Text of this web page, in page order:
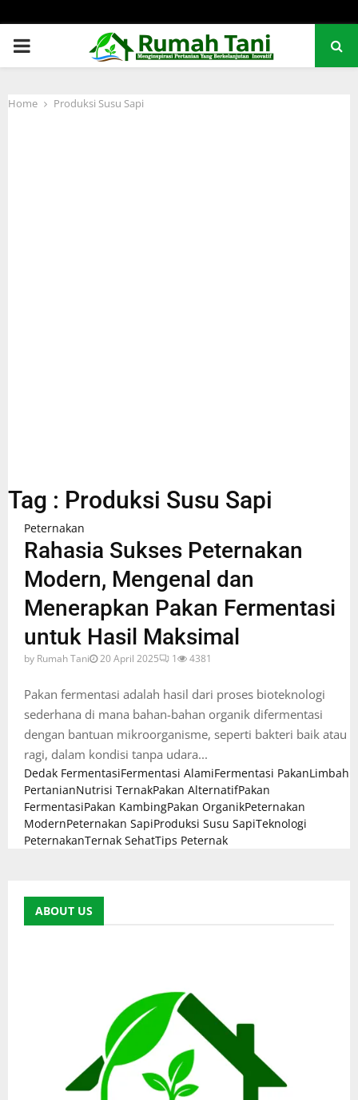
PRIMARY
Home Produksi Susu Sapi
Tag : Produksi Susu Sapi
Peternakan
Rahasia Sukses Peternakan
Modern, Mengenal dan
Menerapkan Pakan Fermentasi
untuk Hasil Maksimal
by Rumah Tani 20 April 2025 1 4381
Pakan fermentasi adalah hasil dari proses bioteknologi
sederhana di mana bahan-bahan organik difermentasi
dengan bantuan mikroorganisme, seperti bakteri baik atau
ragi, dalam kondisi tanpa udara...
Dedak FermentasiFermentasi AlamiFermentasi PakanLimbah
PertanianNutrisi TernakPakan AlternatifPakan
FermentasiPakan KambingPakan OrganikPeternakan
ModernPeternakan SapiProduksi Susu SapiTeknologi
PeternakanTernak SehatTips Peternak
ABOUT US